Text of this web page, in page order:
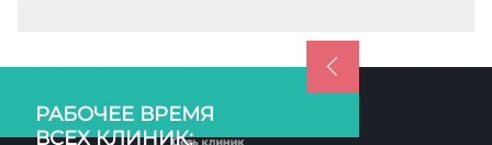
РАБОЧЕЕ ВРЕМЯ
ВСЕХ КЛИНИК: